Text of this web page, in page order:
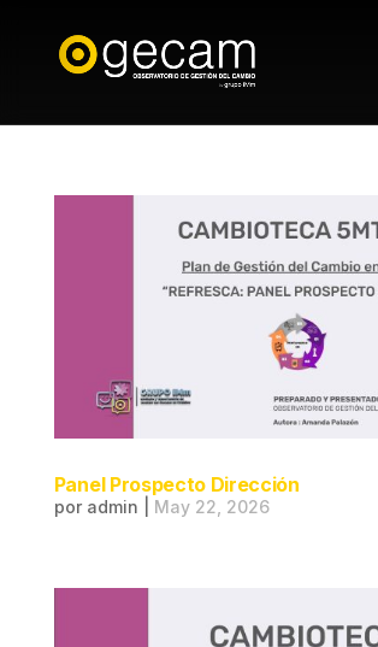
Panel Prospecto Dirección
por admin May 22, 2026